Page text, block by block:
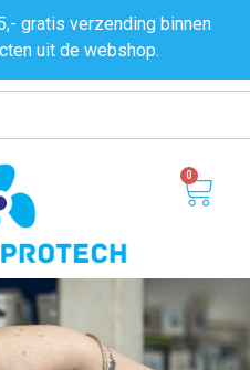
gratis verzending binnen
uit de webshop.
0